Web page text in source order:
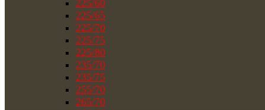
225/60
225/65
225/70
225/75
225/80
235/70
235/75
255/70
265/70